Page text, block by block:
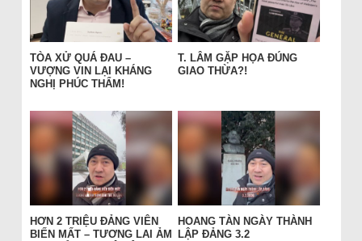
TÒA XỬ QUÁ ĐAU –
VƯỢNG VIN LẠI KHÁNG
NGHỊ PHÚC THẨM!
T. LÂM GẶP HỌA ĐÚNG
GIAO THỪA?!
HƠN 2 TRIỆU ĐẢNG VIÊN
BIẾN MẤT – TƯƠNG LAI ẢM
HOANG TÀN NGÀY THÀNH
LẬP ĐẢNG 3.2